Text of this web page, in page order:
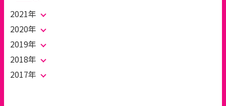
2021年
2020年
2019年
2018年
2017年